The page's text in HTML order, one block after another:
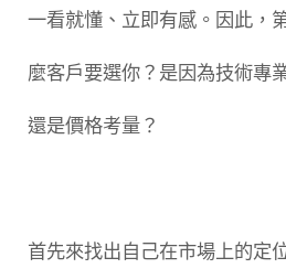
一看就懂、立即有感。因此，
麼客戶要選你？是因為技術專
還是價格考量？
首先來找出自己在市場上的定